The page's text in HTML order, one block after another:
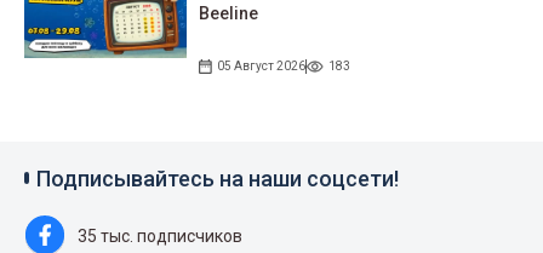
Beeline
05 Август 2026 183
Подписывайтесь на наши соцсети!
35 тыс. подписчиков